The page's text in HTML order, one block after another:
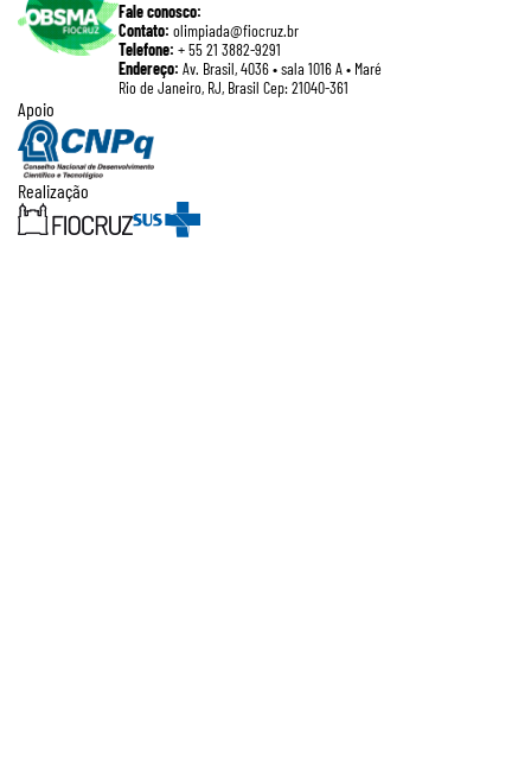
Fale conosco:
Contato: olimpiada@fiocruz.br
Telefone: + 55 21 3882-9291
Endereço: Av. Brasil, 4036 • sala 1016 A • Maré
Rio de Janeiro, RJ, Brasil Cep: 21040-361
Apoio
Realização